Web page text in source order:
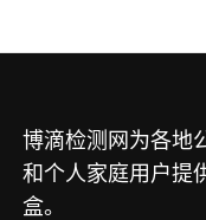
博滴检测网为各地
和个人家庭用户提
盒。